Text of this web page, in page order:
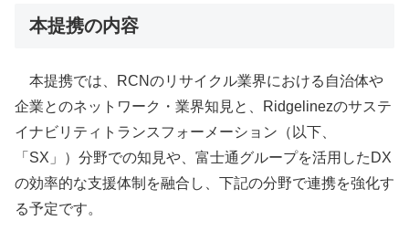
本提携の内容
本提携では、RCNのリサイクル業界における自治体や
企業とのネットワーク・業界知見と、Ridgelinezのサステ
イナビリティトランスフォーメーション（以下、
「SX」）分野での知見や、富士通グループを活用したDX
の効率的な支援体制を融合し、下記の分野で連携を強化す
る予定です。